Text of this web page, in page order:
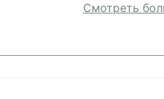
Смотреть